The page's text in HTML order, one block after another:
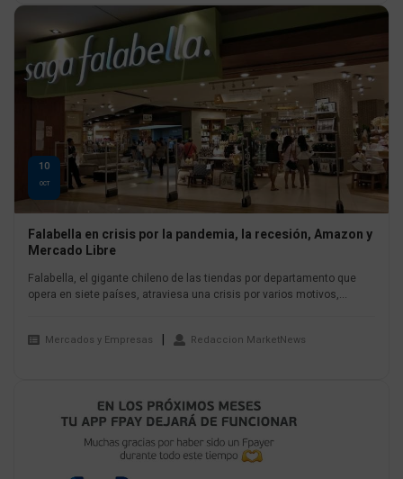
10
OCT
Falabella en crisis por la pandemia, la recesión, Amazon y
Mercado Libre
Falabella, el gigante chileno de las tiendas por departamento que
opera en siete países, atraviesa una crisis por varios motivos,...
Mercados y Empresas Redaccion MarketNews